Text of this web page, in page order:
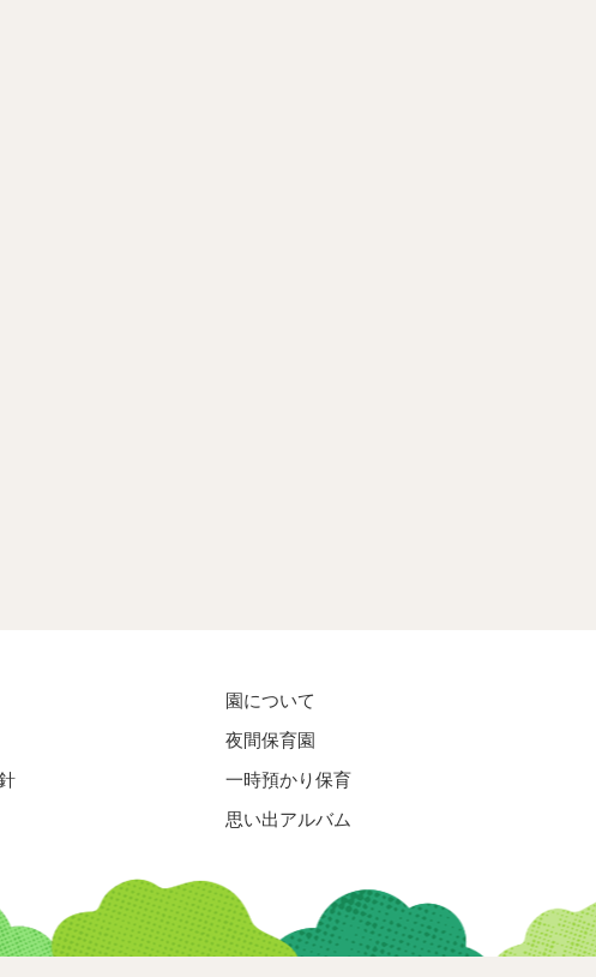
園について
夜間保育園
一時預かり保育
思い出アルバム